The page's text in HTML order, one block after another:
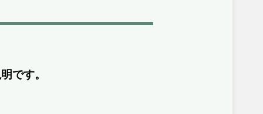
です。